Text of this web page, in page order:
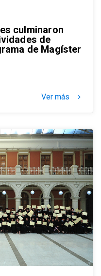
culminaron
de
de Magíster
Ver más keyboard_arrow_right